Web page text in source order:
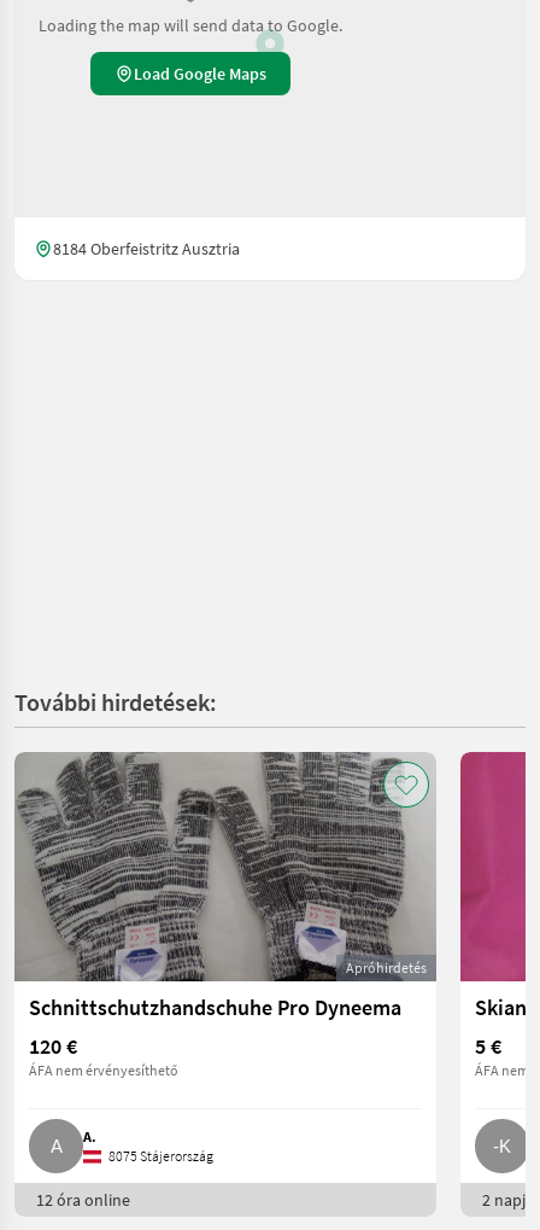
Loading the map will send data to Google.
Load Google Maps
8184 Oberfeistritz Ausztria
További hirdetések:
Apróhirdetés
Schnittschutzhandschuhe Pro Dyneema
120 €
ÁFA nem érvényesíthető
A.
8075 Stájerország
12 óra online
5 €
ÁFA nem
2 napja